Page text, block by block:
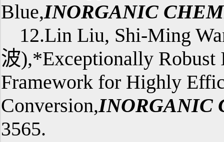
Blue,INORGANIC
12.Lin Liu, Shi-Ming
波),*Exceptionally Robust
Framework for Highly
Conversion,INORGANIC
3565.